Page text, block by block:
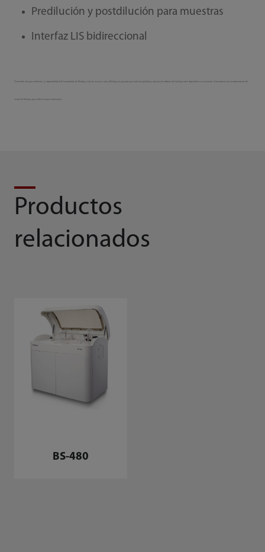
Predilución y postdilución para muestras
Interfaz LIS bidireccional
Productos
relacionados
BS-480